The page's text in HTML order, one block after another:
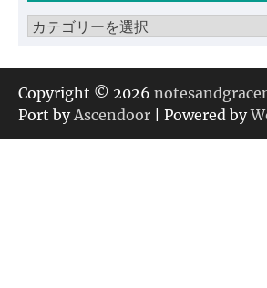
カ
ゴ
リ
ー
Copyright © 2026
Port by Ascendoor | Powered by